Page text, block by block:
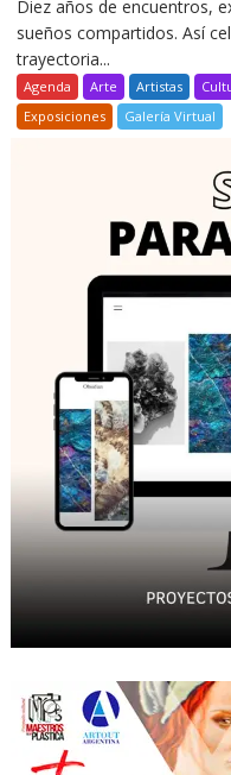
Diez años de encuentros,
sueños compartidos. Así
trayectoria...
Agenda Arte Artistas
Exposiciones
Galería Virtual